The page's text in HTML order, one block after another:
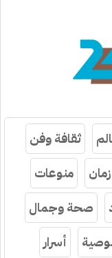
ثقافة وفن
منوعات
صحة وجمال
أسرار